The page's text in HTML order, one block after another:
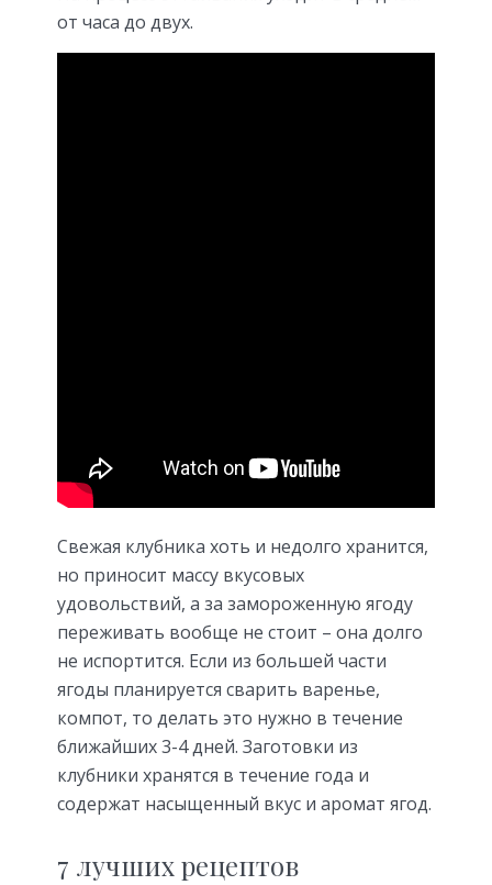
от часа до двух.
Свежая клубника хоть и недолго хранится,
но приносит массу вкусовых
удовольствий, а за замороженную ягоду
переживать вообще не стоит – она долго
не испортится. Если из большей части
ягоды планируется сварить варенье,
компот, то делать это нужно в течение
ближайших 3-4 дней. Заготовки из
клубники хранятся в течение года и
содержат насыщенный вкус и аромат ягод.
7 лучших рецептов